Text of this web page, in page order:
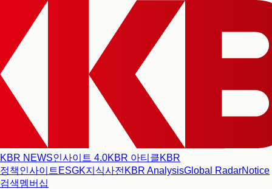
KBR NEWS인사이트 4.0KBR 아티클KBR
정책인사이트 ESGK지식사전 KBR AnalysisGlobal RadarNotice
검색멤버십